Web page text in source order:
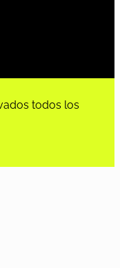
todos los